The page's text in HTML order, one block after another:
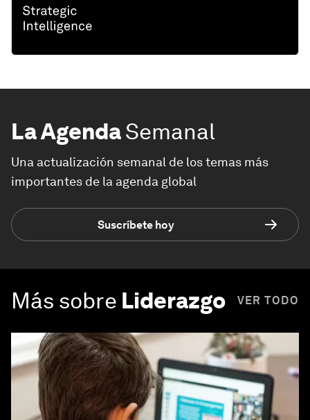
La AgendaSemanal
Una actualización semanal de los temas más
importantes de la agenda global
Suscríbete hoy
Más sobre Liderazgo VER TODO